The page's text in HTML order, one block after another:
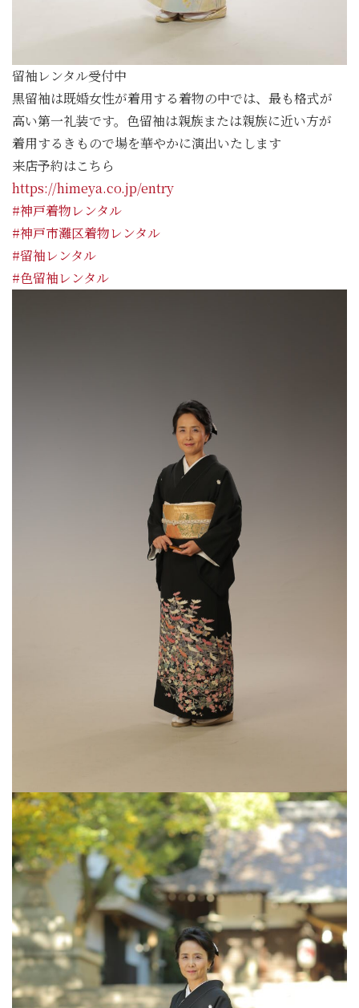
留袖レンタル受付中
黒留袖は既婚女性が着用する着物の中では、最も格式が
高い第一礼装です。色留袖は親族または親族に近い方が
着用するきもので場を華やかに演出いたします
来店予約はこちら
https://himeya.co.jp/entry
#神戸着物レンタル
#神戸市灘区着物レンタル
#留袖レンタル
#色留袖レンタル